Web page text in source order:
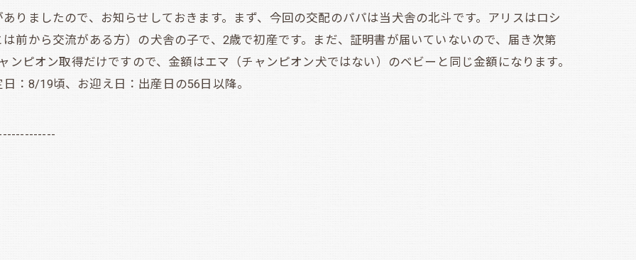
ましたので、お知らせしておきます。まず、今回の交配のパパは当犬舎の北斗です。アリスはロシ
前から交流がある方）の犬舎の子で、2歳で初産です。まだ、証明書が届いていないので、届き次第
ンピオン取得だけですので、金額はエマ（チャンピオン犬ではない）のベビーと同じ金額になります。
：8/19頃、お迎え日：出産日の56日以降。